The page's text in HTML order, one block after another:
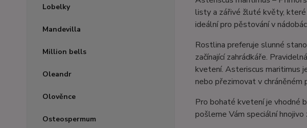
Lobelky
Mandevilla
Million bells
Oleandr
Olověnce
Osteospermum
listy a zářivé žluté květy, které
ideální pro pěstování v
Rostlina preferuje slunné
začínající zahrádkáře.
kvetení. Asteriscus maritimus
nebo přezimovat v chráněném
Pro bohaté kvetení je vhodné
pošleme Vám speciální hnojivo